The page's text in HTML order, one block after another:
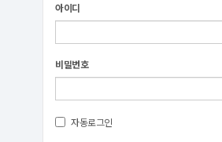
아이디
비밀번호
자동로그인